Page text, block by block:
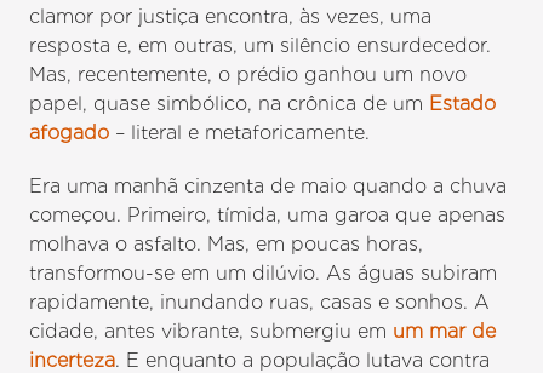
clamor por justiça encontra, às vezes, uma
resposta e, em outras, um silêncio ensurdecedor.
Mas, recentemente, o prédio ganhou um novo
papel, quase simbólico, na crônica de um Estado
afogado – literal e metaforicamente.
Era uma manhã cinzenta de maio quando a chuva
começou. Primeiro, tímida, uma garoa que apenas
molhava o asfalto. Mas, em poucas horas,
transformou-se em um dilúvio. As águas subiram
rapidamente, inundando ruas, casas e sonhos. A
cidade, antes vibrante, submergiu em um mar de
incerteza. E enquanto a população lutava contra